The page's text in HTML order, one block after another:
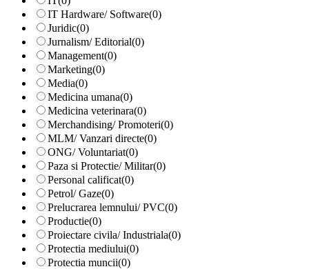
IT Hardware/ Software(0)
Juridic(0)
Jurnalism/ Editorial(0)
Management(0)
Marketing(0)
Media(0)
Medicina umana(0)
Medicina veterinara(0)
Merchandising/ Promoteri(0)
MLM/ Vanzari directe(0)
ONG/ Voluntariat(0)
Paza si Protectie/ Militar(0)
Personal calificat(0)
Petrol/ Gaze(0)
Prelucrarea lemnului/ PVC(0)
Productie(0)
Proiectare civila/ Industriala(0)
Protectia mediului(0)
Protectia muncii(0)